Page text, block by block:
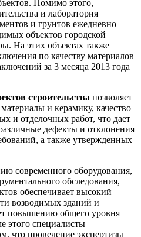
Помимо этого,
и лаборатория
и грунтов ежедневно
объектов городской
На этих объектах также
по качеству материалов
за 3 месяца 2013 года
строительства позволяет
и керамику, качество
и отделочных работ, что дает
дефекты и отклонения
а также утвержденных
современного оборудования,
обследования,
обеспечивает высокий
возводимых зданий и
повышению общего уровня
этого специалисты
что проведение экспертизы